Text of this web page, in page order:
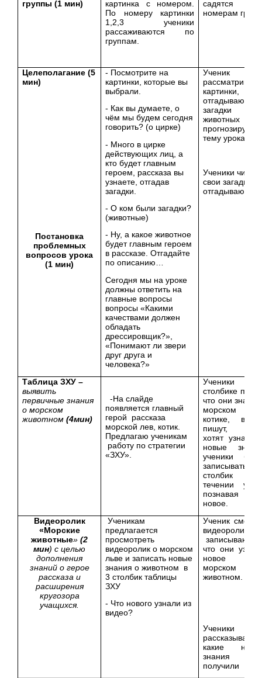
группы (1 мин)
картинка с номером.
По номеру картинки
1,2,3 ученики
рассаживаются по
группам.
садятся
номерам групп
Целеполагание (5
мин)
Постановка
проблемных
вопросов урока
(1 мин)
- Посмотрите на
картинки, которые вы
выбрали.
- Как вы думаете, о
чём мы будем сегодня
говорить? (о цирке)
- Много в цирке
действующих лиц, а
кто будет главным
героем, рассказа вы
узнаете, отгадав
загадки.
- О ком были загадки?
(животные)
- Ну, а какое животное
будет главным героем
в рассказе. Отгадайте
по описанию…
Сегодня мы на уроке
должны ответить на
главные вопросы
вопросы «Какими
качествами должен
обладать
дрессировщик?»,
«Понимают ли звери
друг друга и
человека?»
Ученик
картинки,
отгадывают
загадки
животных
прогнозируют
тему урока
Ученики
свои загадки и
отгадывают.
Таблица ЗХУ –
выявить
первичные знания
о морском
животном(4мин)
-На слайде
появляется главный
герой рассказа
морской лев, котик.
Предлагаю ученикам
работу по стратегии
«ЗХУ».
Ученики в
столбике
что они знают
морском
котике, во
пишут,
хотят узнать,
новые
ученики
записывать в
столбик
течении
познавая
новое.
Видеоролик
«Морские
животные» (2
мин) с целью
дополнения
знаний о герое
рассказа и
расширения
кругозора
учащихся.
Ученикам
предлагается
просмотреть
видеоролик о морском
льве и записать новые
знания о животном в
3 столбик таблицы
ЗХУ
- Что нового узнали из
видео?
Ученик
видеоролик
записывают
что они
новое
морском
животном.
Ученики
рассказывают
какие
знания
получили